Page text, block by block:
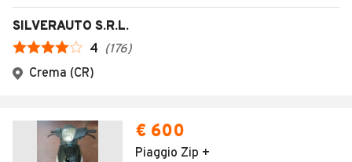
SILVERAUTO S.R.L.
4 (176)
Crema (CR)
€ 600
Piaggio Zip +